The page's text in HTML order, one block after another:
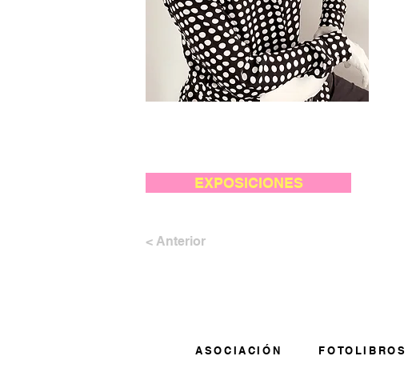
EXPOSICIONES
< Anterior
ASOCIACIÓN FOTOLIBROS